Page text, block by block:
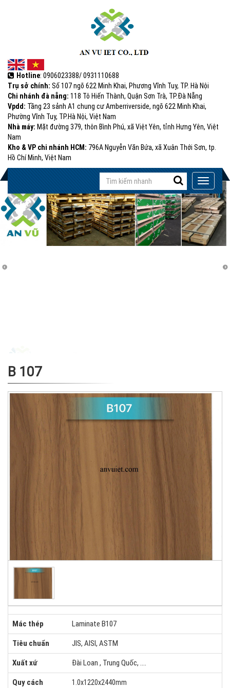
Hotline: 0906023388/ 0931110688
Trụ sở chính: Số 107 ngõ 622 Minh Khai, Phương Vĩnh Tuy, TP. Hà Nội
Chi nhánh đà nẵng: 118 Tô Hiến Thành, Quận Sơn Trà, TP.Đà Nẵng
Vpdd: Tầng 23 sảnh A1 chung cư Amberriverside, ngõ 622 Minh Khai,
Phường Vĩnh Tuy, TP.Hà Nội, Việt Nam
Nhà máy: Mặt đường 379, thôn Bình Phú, xã Việt Yên, tỉnh Hưng Yên, Việt
Nam
Kho & VP chi nhánh HCM: 796A Nguyễn Văn Bứa, xã Xuân Thới Sơn, tp.
Hồ Chí Minh, Việt Nam
Toggle
Input
with
success
(success)
B 107
Mác thép Laminate B107
Tiêu chuẩn JIS, AISI, ASTM
Xuất xứ Đài Loan , Trung Quốc, ....
Quy cách
1.0x1220x2440mm